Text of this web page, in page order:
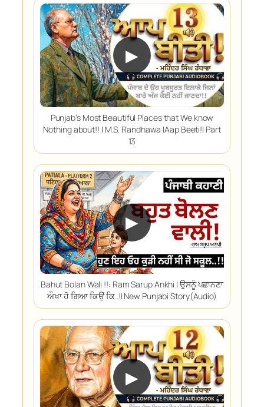
▶
Punjab’s Most Beautiful Places that We know
Nothing about!! | M.S. Randhawa |Aap Beeti!| Part
13
▶
Bahut Bolan Wali !!: Ram Sarup Ankhi | ਉਸਨੂੰ ਪਛਾਨਣਾ
ਔਖਾ ਹੋ ਗਿਆ ਕਿਉਂ ਕਿ..!| New Punjabi Story(Audio)
▶